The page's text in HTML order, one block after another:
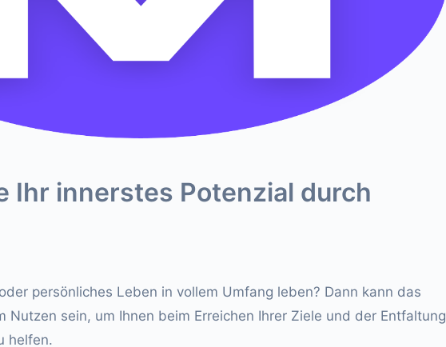
Ihr innerstes Potenzial durch
persönliches Leben in vollem Umfang leben? Dann kann das
Nutzen sein, um Ihnen beim Erreichen Ihrer Ziele und der Entfaltung
helfen.